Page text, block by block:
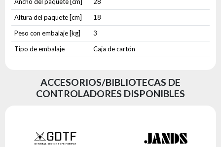
Altura del paquete [cm]
18
Peso con embalaje [kg]
3
Tipo de embalaje
Caja de cartón
ACCESORIOS/BIBLIOTECAS DE
CONTROLADORES DISPONIBLES